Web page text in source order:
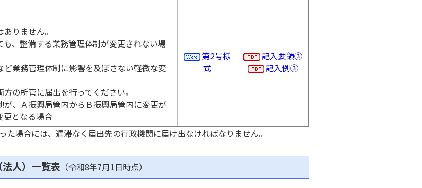
〒644-0011
TEL0738-22-3481 Fax0738-22-8751
日高郡由良町
日高郡印南町
日高郡日高川町
〒646-8580田辺市朝日ヶ丘23-1
TEL0739-26-7932 Fax0739-26-7935
e1306311@pref.wakayama.lg.jp
西牟婁郡上富田町
〒647-8551新宮市緑ヶ丘二丁目4-8
TEL0735-21-9630 Fax0735-22-6225
東牟婁郡那智勝浦町
りません。
、整備する業務管理体制が変更されない場
業務管理体制に影響を及ぼさない軽微な変
の所管に届出を行ってください。
、Ａ振興局管内からＢ振興局管内に変更が
更となる場合
第2号様
式
記入要領③
記入例③
た場合には、遅滞なく届出先の行政機関に届け出なければなりません。
人）一覧表 （令和8年7月1日時点）